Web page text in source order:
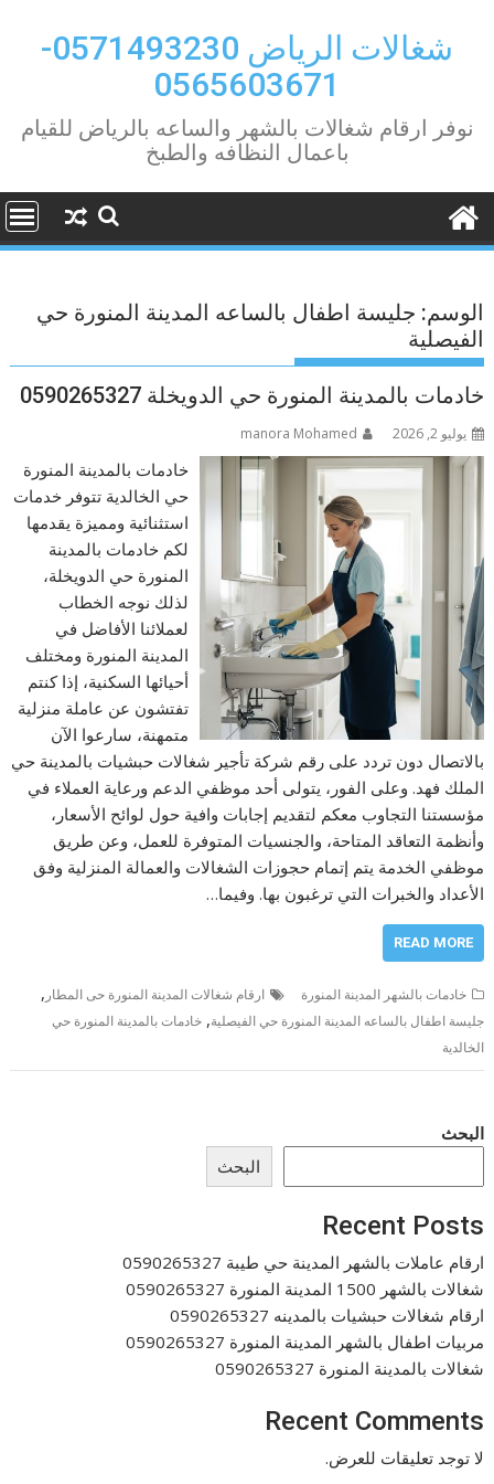
content
شغالات الرياض 0571493230-
0565603671
نوفر ارقام شغالات بالشهر والساعه بالرياض للقيام
باعمال النظافه والطبخ
الوسم: جليسة اطفال بالساعه المدينة المنورة حي
الفيصلية
خادمات بالمدينة المنورة حي الدويخلة 0590265327
يوليو 2, 2026 manora Mohamed
خادمات بالمدينة المنورة
حي الخالدية تتوفر خدمات
استثنائية ومميزة يقدمها
لكم خادمات بالمدينة
المنورة حي الدويخلة،
لذلك نوجه الخطاب
لعملائنا الأفاضل في
المدينة المنورة ومختلف
أحيائها السكنية، إذا كنتم
تفتشون عن عاملة منزلية
متمهنة، سارعوا الآن
بالاتصال دون تردد على رقم شركة تأجير شغالات حبشيات بالمدينة حي
الملك فهد. وعلى الفور، يتولى أحد موظفي الدعم ورعاية العملاء في
مؤسستنا التجاوب معكم لتقديم إجابات وافية حول لوائح الأسعار،
وأنظمة التعاقد المتاحة، والجنسيات المتوفرة للعمل، وعن طريق
موظفي الخدمة يتم إتمام حجوزات الشغالات والعمالة المنزلية وفق
الأعداد والخبرات التي ترغبون بها. وفيما…
READ MORE
خادمات بالشهر المدينة المنورة ارقام شغالات المدينة المنورة حى المطار ,
جليسة اطفال بالساعه المدينة المنورة حي الفيصلية,خادمات بالمدينة المنورة حي
الخالدية
البحث
البحث
Recent Posts
ارقام عاملات بالشهر المدينة حي طيبة 0590265327
شغالات بالشهر 1500 المدينة المنورة 0590265327
ارقام شغالات حبشيات بالمدينه 0590265327
مربيات اطفال بالشهر المدينة المنورة 0590265327
شغالات بالمدينة المنورة 0590265327
Recent Comments
لا توجد تعليقات للعرض.